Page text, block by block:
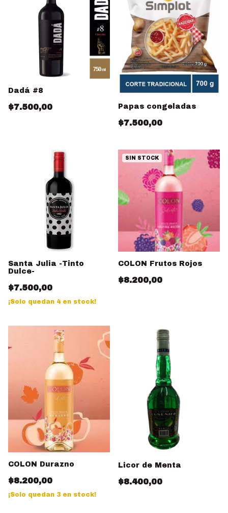
Dadá #8
$7.500,00 Papas congeladas
$7.500,00
Santa Julia -Tinto
Dulce-
$7.500,00
¡Solo quedan 4 en stock!
SIN STOCK
COLON Frutos Rojos
$8.200,00
COLON Durazno
$8.200,00
¡Solo quedan 3 en stock!
Licor de Menta
$8.400,00